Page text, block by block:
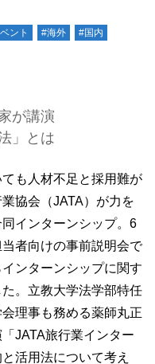
ント #海外
#国内
が講演
」とは
も人材不足と採用難が
協会（JATA）が力を
インターンシップ。6
者向けの事前説明会で
ンターンシップに関す
。立教大学法学部特任
理事も務める薬師丸正
JATA旅行業インター
活用法について考え